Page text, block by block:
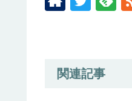
関連記事